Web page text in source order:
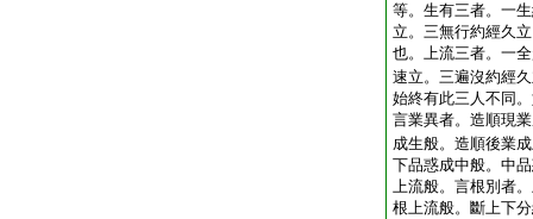
等。生有三者。一
立。三無行約經久
也。上流三者。一
速立。三遍沒約經
始終有此三人不同
言業異者。造順現
成生般。造順後業
下品惑成中般。中
上流般。言根別者
根上流般。斷上下